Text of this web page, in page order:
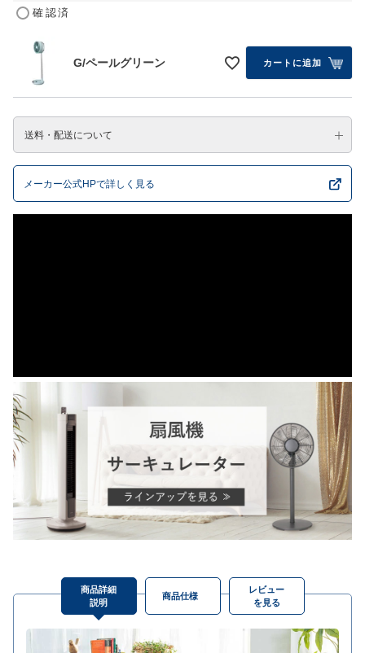
確認済
G/ペールグリーン カートに追加
送料・配送について
メーカー公式HPで詳しく見る
商品詳細
説明
商品仕様
レビュー
を見る